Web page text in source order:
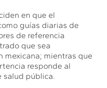
en que el
guías diarias de
de referencia
que sea
mexicana; mientras que
responde al
salud pública.